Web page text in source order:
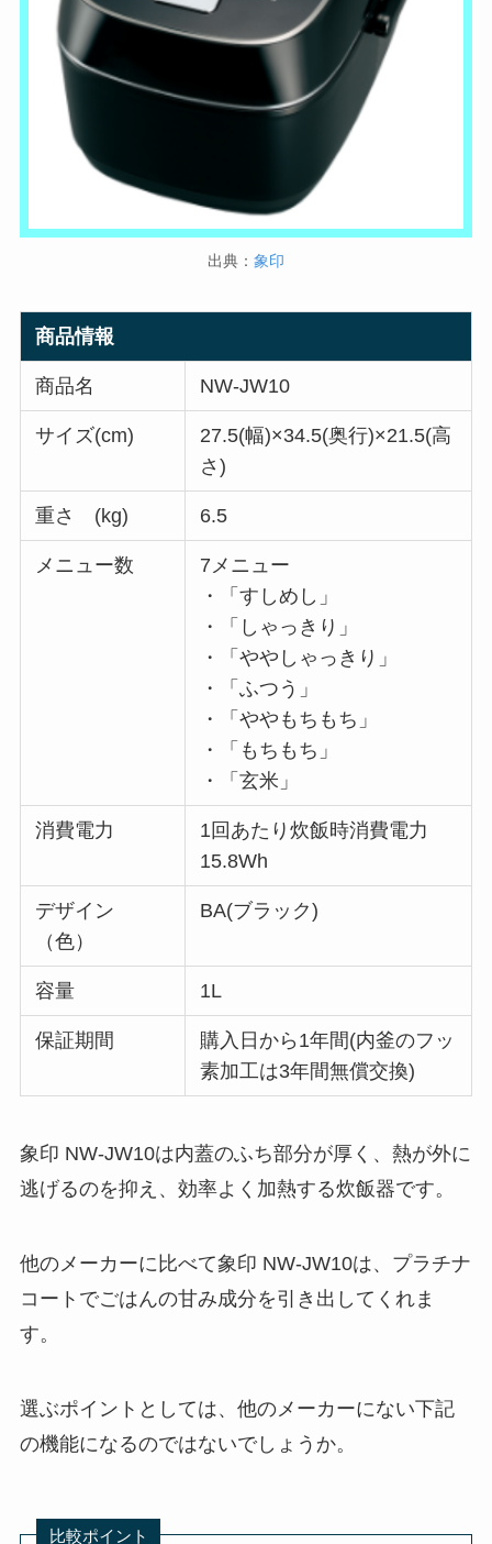
出典： 象印
商品情報
商品名 NW-JW10
サイズ(cm)
27.5(幅)×34.5(奥行)×21.5(高
さ)
重さ (kg) 6.5
メニュー数
7メニュー
・「すしめし」
・「しゃっきり」
・「ややしゃっきり」
・「ふつう」
・「ややもちもち」
・「もちもち」
・「玄米」
消費電力
1回あたり炊飯時消費電力
15.8Wh
デザイン
（色）
BA(ブラック)
容量 1L
保証期間
購入日から1年間(内釜のフッ
素加工は3年間無償交換)
象印 NW-JW10は内蓋のふち部分が厚く、熱が外に
逃げるのを抑え、効率よく加熱する炊飯器です。
他のメーカーに比べて象印 NW-JW10は、プラチナ
コートでごはんの甘み成分を引き出してくれま
す。
選ぶポイントとしては、他のメーカーにない下記
の機能になるのではないでしょうか。
比較ポイント